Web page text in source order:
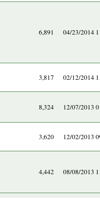
6,891 04/23/2014
3,817 02/12/2014
8,324 12/07/2013
3,620 12/02/2013
4,442 08/08/2013